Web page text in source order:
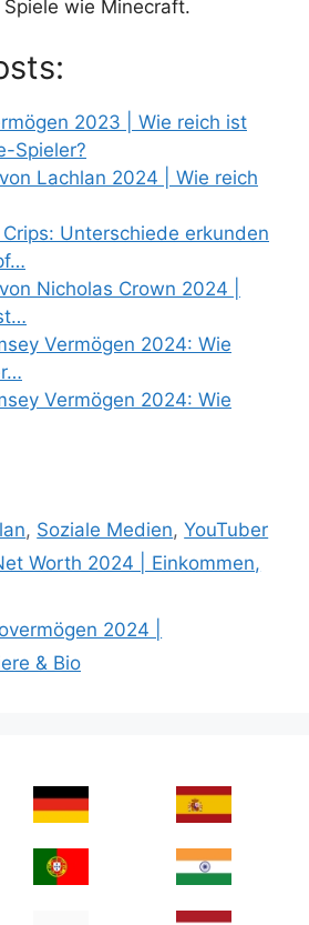
wie Minecraft.
2023 | Wie reich ist
Spieler?
Lachlan 2024 | Wie reich
Unterschiede erkunden
Nicholas Crown 2024 |
Vermögen 2024: Wie
Vermögen 2024: Wie
, Soziale Medien,YouTuber
Worth 2024 | Einkommen,
2024 |
& Bio